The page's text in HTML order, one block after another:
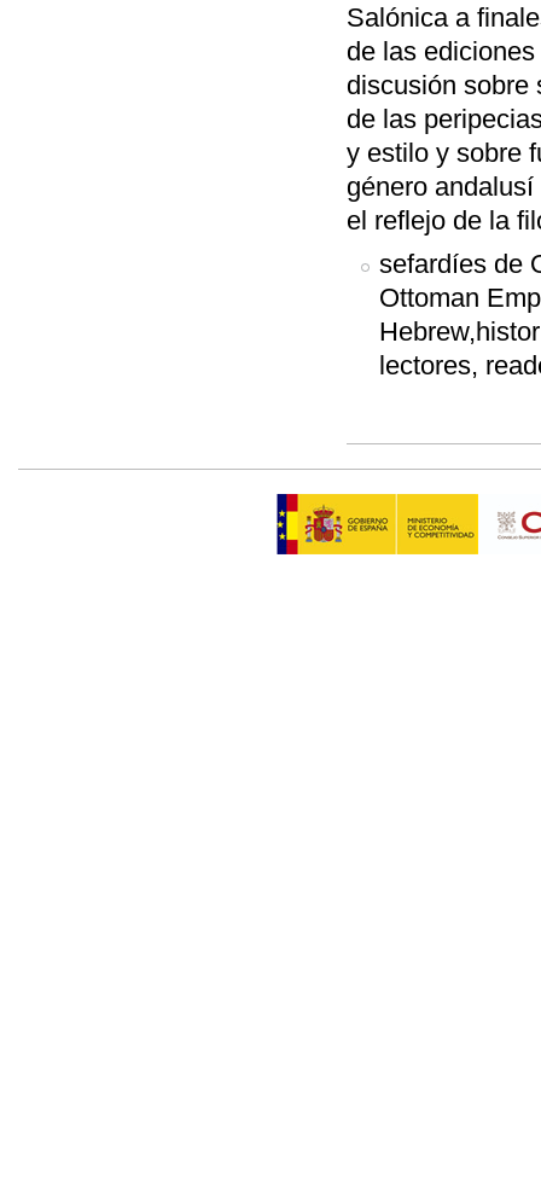
Salónica a
de las
discusión sobre
de las
y estilo y sobre
género
el reflejo de la
sefardíes de
Ottoman
lectores,